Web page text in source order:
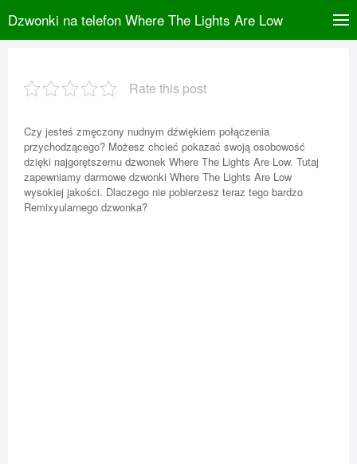
Dzwonki na telefon Where The Lights Are Low
Rate this post
Czy jesteś zmęczony nudnym dźwiękiem połączenia
przychodzącego? Możesz chcieć pokazać swoją osobowość
dzięki najgorętszemu dzwonek Where The Lights Are Low. Tutaj
zapewniamy darmowe dzwonki Where The Lights Are Low
wysokiej jakości. Dlaczego nie pobierzesz teraz tego bardzo
Remixyularnego dzwonka?